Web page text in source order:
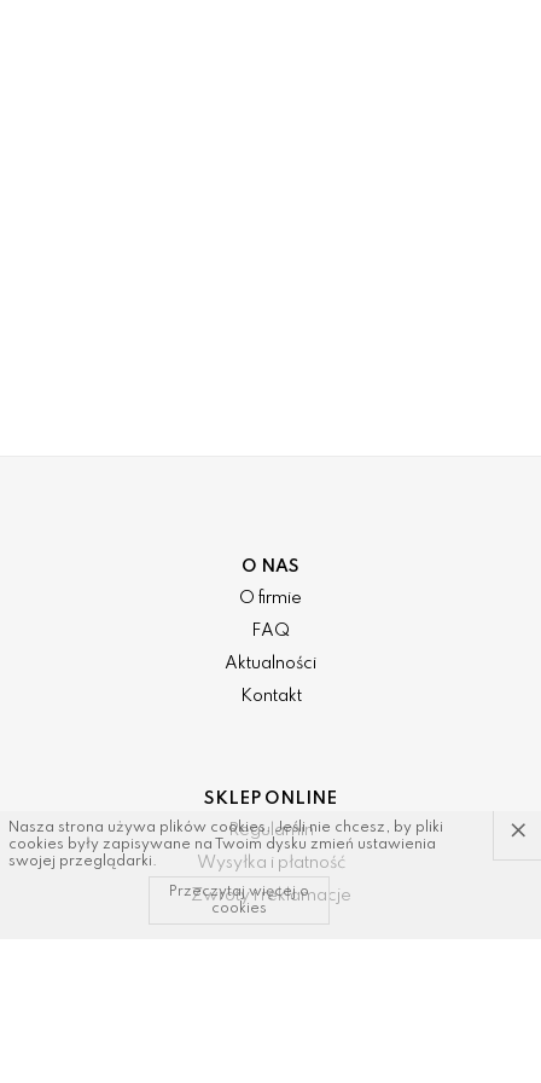
O NAS
O firmie
FAQ
Aktualności
Kontakt
SKLEP ONLINE
Regulamin
Wysyłka i płatność
Zwroty i reklamacje
Nasza strona używa plików cookies. Jeśli nie chcesz, by pliki
cookies były zapisywane na Twoim dysku zmień ustawienia
swojej przeglądarki.
×
Przeczytaj więcej o
cookies